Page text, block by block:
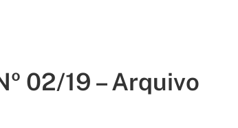
02/19 – Arquivo